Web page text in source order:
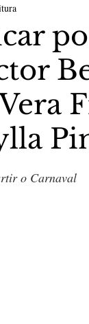
Saúde & Bem
Carnaval
o Carnaval